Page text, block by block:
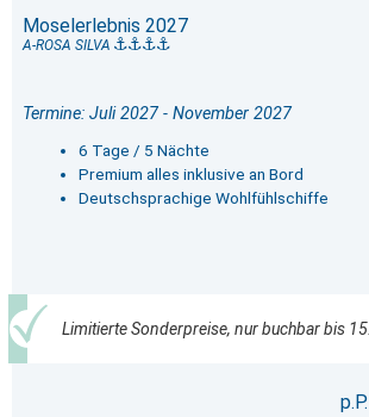
Moselerlebnis 2027
A-ROSA SILVA
Termine: Juli 2027 - November 2027
6 Tage / 5 Nächte
Premium alles inklusive an Bord
Deutschsprachige Wohlfühlschiffe
Limitierte Sonderpreise, nur buchbar bis